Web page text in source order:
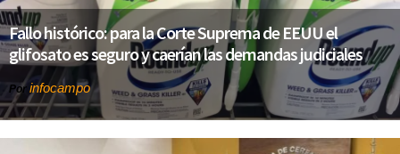
Fallo histórico: para la Corte Suprema de EEUU el
glifosato es seguro y caerían las demandas judiciales
Por infocampo